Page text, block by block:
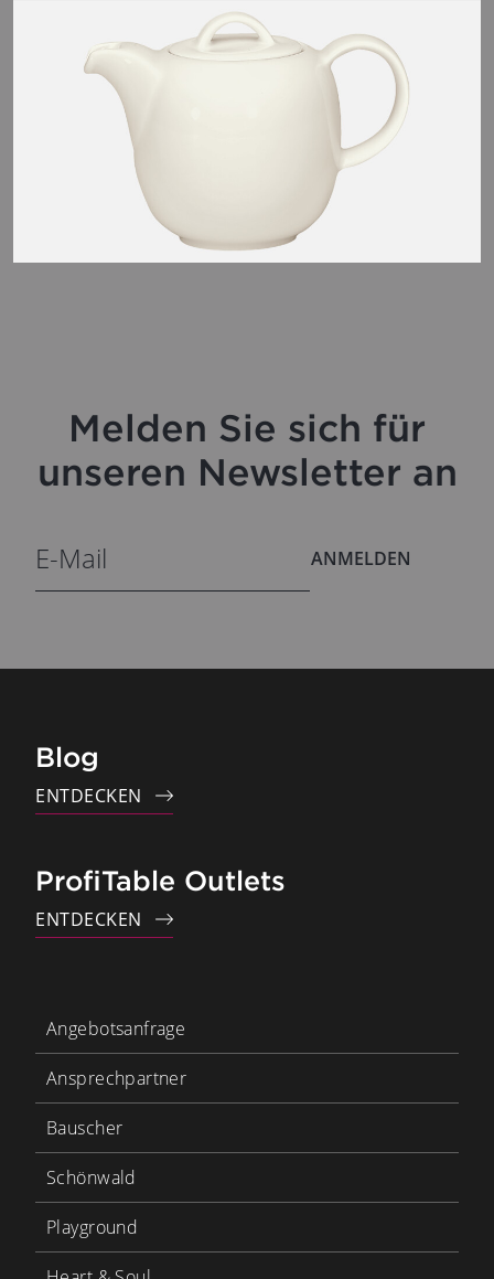
Melden Sie sich für
unseren Newsletter an
ANMELDEN
Blog
ENTDECKEN
ProfiTable Outlets
ENTDECKEN
Angebotsanfrage
Ansprechpartner
Bauscher
Schönwald
Playground